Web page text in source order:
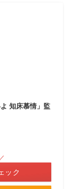
知床慕情」監
ック